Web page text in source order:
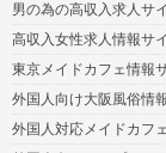
男の為の高収入求人サ
高収入女性求人情報サ
東京メイドカフェ情報
外国人向け大阪風俗情
外国人対応メイドカフ